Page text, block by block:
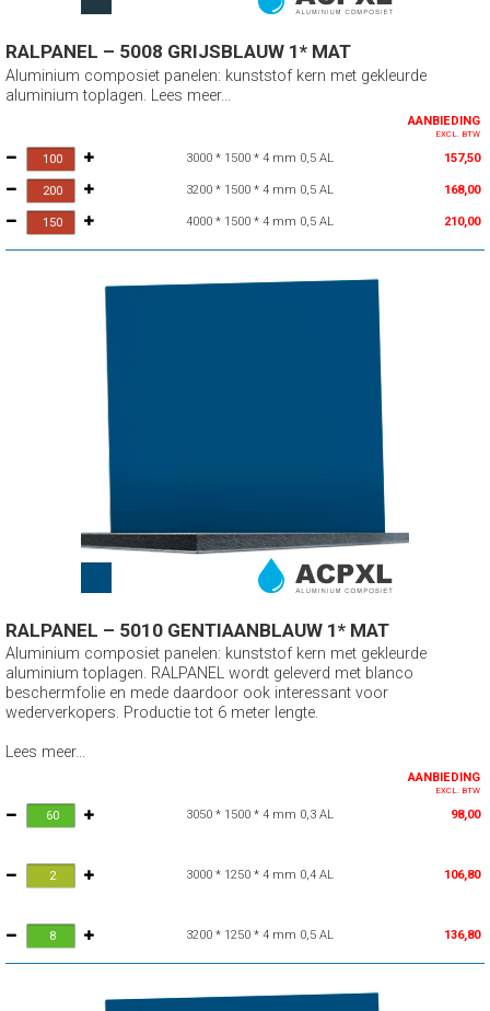
RALPANEL – 5008 GRIJSBLAUW 1* MAT
Aluminium composiet panelen: kunststof kern met gekleurde
aluminium toplagen. Lees meer...
AANBIEDING
EXCL. BTW
3000 * 1500 * 4 mm 0,5 AL 157,50
3200 * 1500 * 4 mm 0,5 AL 168,00
4000 * 1500 * 4 mm 0,5 AL 210,00
RALPANEL – 5010 GENTIAANBLAUW 1* MAT
Aluminium composiet panelen: kunststof kern met gekleurde
aluminium toplagen. RALPANEL wordt geleverd met blanco
beschermfolie en mede daardoor ook interessant voor
wederverkopers. Productie tot 6 meter lengte.
Lees meer...
AANBIEDING
EXCL. BTW
3050 * 1500 * 4 mm 0,3 AL 98,00
3000 * 1250 * 4 mm 0,4 AL 106,80
3200 * 1250 * 4 mm 0,5 AL 136,80